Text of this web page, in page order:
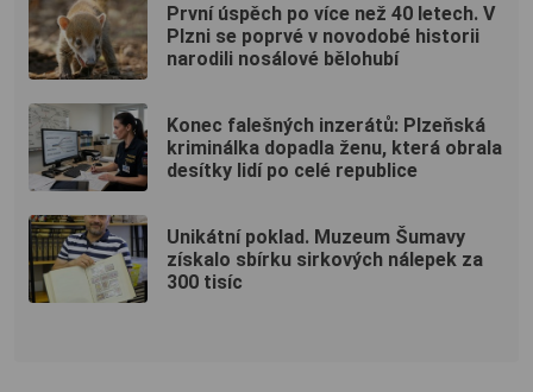
První úspěch po více než 40 letech. V
Plzni se poprvé v novodobé historii
narodili nosálové bělohubí
Konec falešných inzerátů: Plzeňská
kriminálka dopadla ženu, která obrala
desítky lidí po celé republice
Unikátní poklad. Muzeum Šumavy
získalo sbírku sirkových nálepek za
300 tisíc